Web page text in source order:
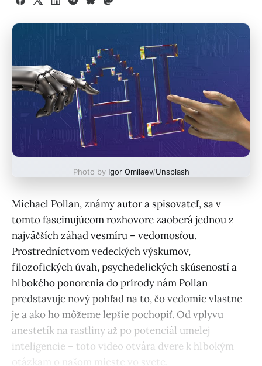
Facebook
X LinkedInTelegram
BlueskyMastodon
Photo by Igor Omilaev/Unsplash
Michael Pollan, známy autor a spisovateľ, sa v
tomto fascinujúcom rozhovore zaoberá jednou z
najväčších záhad vesmíru – vedomosťou.
Prostredníctvom vedeckých výskumov,
filozofických úvah, psychedelických skúseností a
hlbokého ponorenia do prírody nám Pollan
predstavuje nový pohľad na to, čo vedomie vlastne
je a ako ho môžeme lepšie pochopiť. Od vplyvu
anestetík na rastliny až po potenciál umelej
inteligencie – toto video otvára dvere k hlbokým
otázkam o našom mieste vo svete.